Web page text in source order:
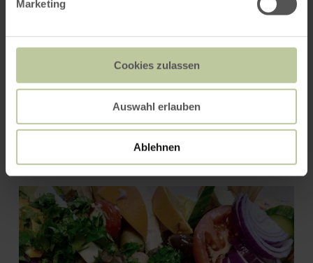
Marketing
Cookies zulassen
Auswahl erlauben
Ablehnen
Schmiko - Das Büdchen